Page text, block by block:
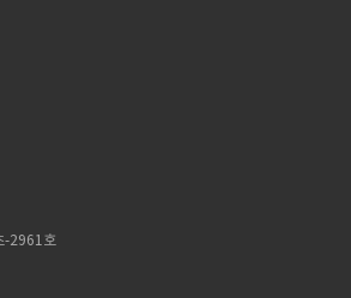
-2961호